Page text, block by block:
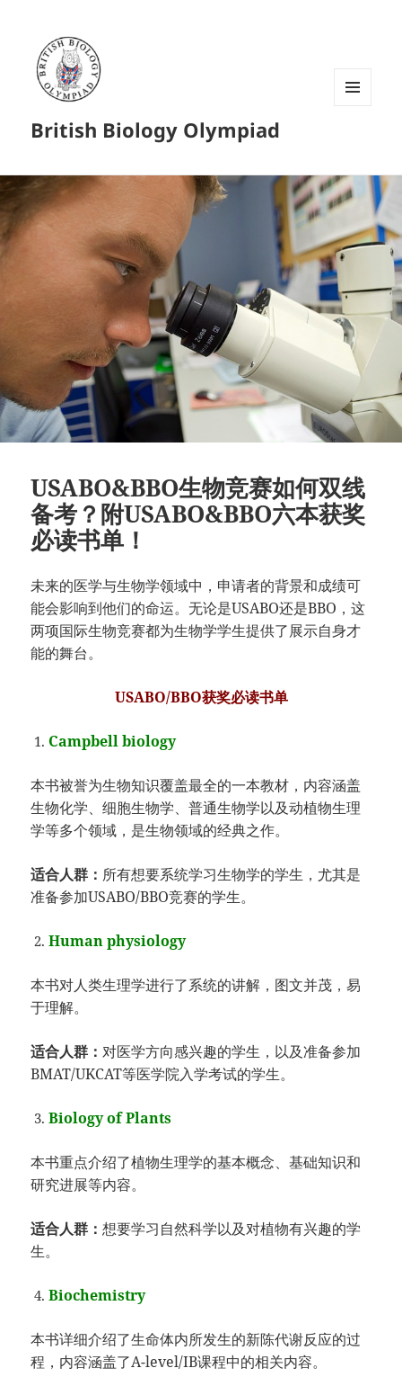
British Biology Olympiad
USABO&BBO生物竞赛如何双线
备考？附USABO&BBO六本获奖
必读书单！
未来的医学与生物学领域中，申请者的背景和成绩可
能会影响到他们的命运。无论是USABO还是BBO，这
两项国际生物竞赛都为生物学学生提供了展示自身才
能的舞台。
USABO/BBO获奖必读书单
Campbell biology
本书被誉为生物知识覆盖最全的一本教材，内容涵盖
生物化学、细胞生物学、普通生物学以及动植物生理
学等多个领域，是生物领域的经典之作。
适合人群： 所有想要系统学习生物学的学生，尤其是
准备参加USABO/BBO竞赛的学生。
Human physiology
本书对人类生理学进行了系统的讲解，图文并茂，易
于理解。
适合人群：对医学方向感兴趣的学生，以及准备参加
BMAT/UKCAT等医学院入学考试的学生。
Biology of Plants
本书重点介绍了植物生理学的基本概念、基础知识和
研究进展等内容。
适合人群：想要学习自然科学以及对植物有兴趣的学
生。
Biochemistry
本书详细介绍了生命体内所发生的新陈代谢反应的过
程，内容涵盖了A-level/IB课程中的相关内容。